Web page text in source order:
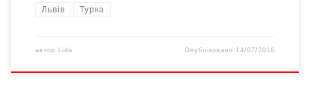
Львів Турка
автор Lida Опубліковано 14/07/2016